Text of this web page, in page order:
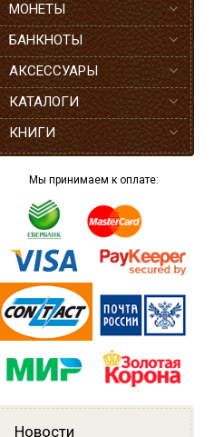
МОНЕТЫ
БАНКНОТЫ
АКСЕССУАРЫ
КАТАЛОГИ
КНИГИ
Мы принимаем к оплате:
Новости